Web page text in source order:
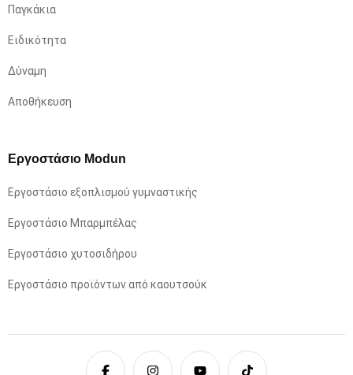
Παγκάκια
Ειδικότητα
Δύναμη
Αποθήκευση
Εργοστάσιο Modun
Εργοστάσιο εξοπλισμού γυμναστικής
Εργοστάσιο Μπαρμπέλας
Εργοστάσιο χυτοσιδήρου
Εργοστάσιο προϊόντων από καουτσούκ